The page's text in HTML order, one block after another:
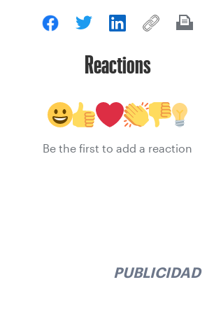
Reactions
Be the first to add a reaction
PUBLICIDAD